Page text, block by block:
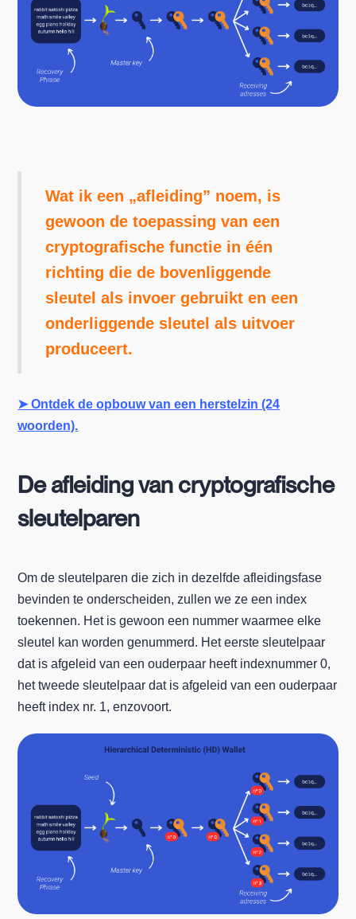
Wat ik een „afleiding” noem, is
gewoon de toepassing van een
cryptografische functie in één
richting die de bovenliggende
sleutel als invoer gebruikt en een
onderliggende sleutel als uitvoer
produceert.
➤ Ontdek de opbouw van een herstelzin (24
woorden).
De afleiding van cryptografische
sleutelparen
Om de sleutelparen die zich in dezelfde afleidingsfase
bevinden te onderscheiden, zullen we ze een index
toekennen. Het is gewoon een nummer waarmee elke
sleutel kan worden genummerd. Het eerste sleutelpaar
dat is afgeleid van een ouderpaar heeft indexnummer 0,
het tweede sleutelpaar dat is afgeleid van een ouderpaar
heeft index nr. 1, enzovoort.